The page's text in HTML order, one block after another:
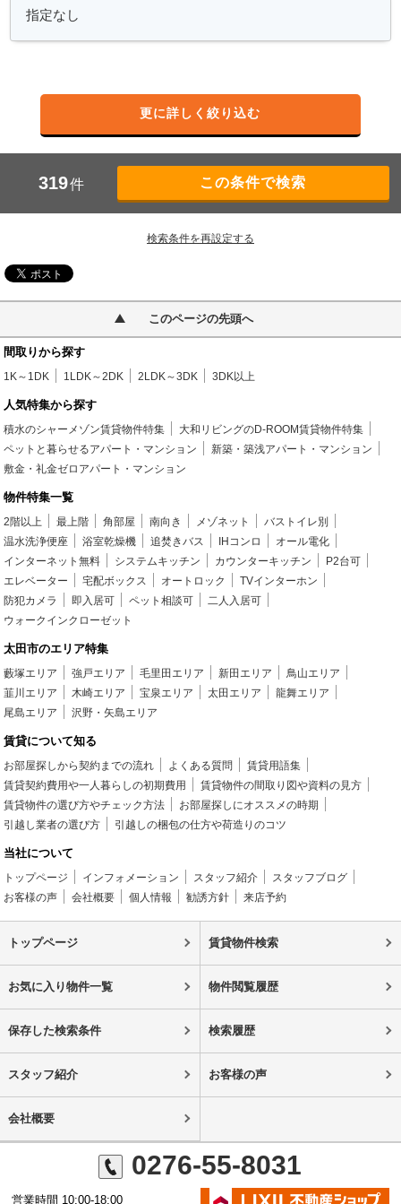
更に詳しく絞り込む
319件
検索条件を再設定する
このページの先頭へ
間取りから探す
1K～1DK 1LDK～2DK 2LDK～3DK 3DK以上
人気特集から探す
積水のシャーメゾン賃貸物件特集
大和リビングのD-ROOM賃貸物件特集
ペットと暮らせるアパート・マンション
新築・築浅アパート・マンション
敷金・礼金ゼロアパート・マンション
物件特集一覧
2階以上 最上階 角部屋 南向き メゾネット
バストイレ別
温水洗浄便座
浴室乾燥機 追焚きバス IHコンロ
オール電化
インターネット無料
システムキッチン カウンターキッチン
P2台可
エレベーター
宅配ボックス オートロック
TVインターホン
防犯カメラ
即入居可 ペット相談可
二人入居可
ウォークインクローゼット
太田市のエリア特集
藪塚エリア 強戸エリア 毛里田エリア 新田エリア
鳥山エリア
韮川エリア
木崎エリア 宝泉エリア 太田エリア
龍舞エリア
尾島エリア
沢野・矢島エリア
賃貸について知る
お部屋探しから契約までの流れ よくある質問
賃貸用語集
賃貸契約費用や一人暮らしの初期費用
賃貸物件の間取り図や資料の見方
賃貸物件の選び方やチェック方法
お部屋探しにオススメの時期
引越し業者の選び方
引越しの梱包の仕方や荷造りのコツ
当社について
トップページ インフォメーション スタッフ紹介
スタッフブログ
お客様の声
会社概要 個人情報 勧誘方針 来店予約
トップページ 賃貸物件検索
お気に入り物件一覧 物件閲覧履歴
保存した検索条件 検索履歴
スタッフ紹介 お客様の声
会社概要
0276-55-8031
営業時間 10:00-18:00